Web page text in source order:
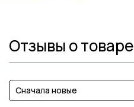
Отзывы о товаре
Сначала новые